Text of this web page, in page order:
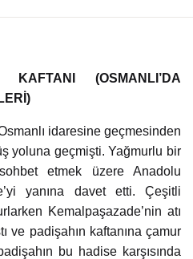
KAFTANI (OSMANLI’DA
idaresine geçmesinden
yoluna geçmişti. Yağmurlu bir
etmek üzere Anadolu
yanına davet etti. Çeşitli
Kemalpaşazade’nin atı
ve padişahın kaftanına çamur
bu hadise karşısında